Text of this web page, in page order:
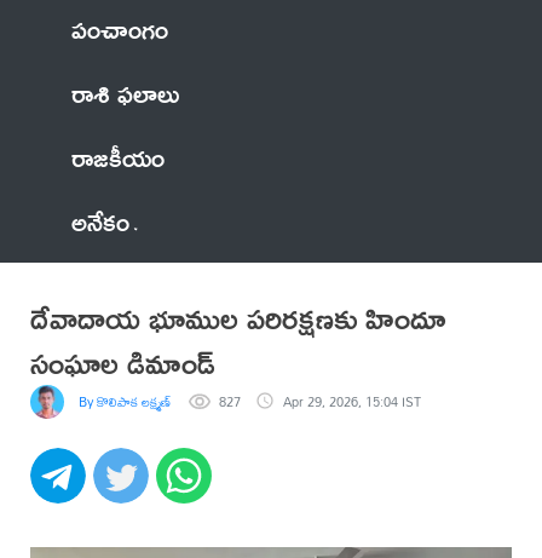
పంచాంగం
రాశి ఫలాలు
రాజకీయం
అనేకం
దేవాదాయ భూముల పరిరక్షణకు హిందూ
సంఘాల డిమాండ్
By కొలిపాక లక్ష్మణ్ 827 Apr 29, 2026, 15:04 IST